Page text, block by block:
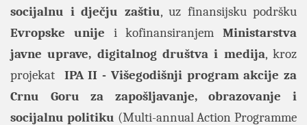
socijalnu i dječju zaštiu, uz finansijsku podršku
Evropske unije i kofinansiranjem Ministarstva
javne uprave, digitalnog društva i medija, kroz
projekat IPA II - Višegodišnji program akcije za
Crnu Goru za zapošljavanje, obrazovanje i
socijalnu politiku (Multi-annual Action Programme